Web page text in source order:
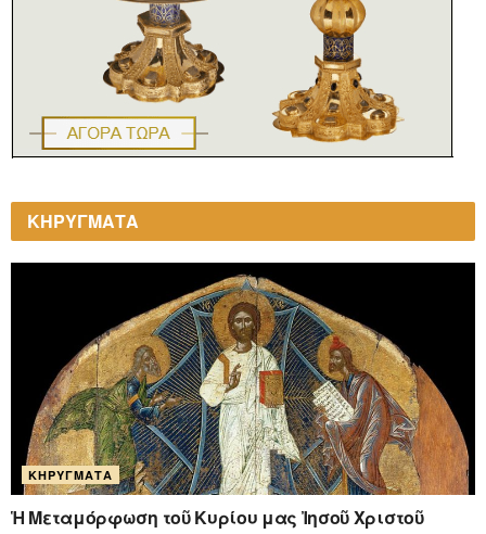
ΚΗΡΥΓΜΑΤΑ
ΚΗΡΎΓΜΑΤΑ
Ἡ Μεταμόρφωση τοῦ Κυρίου μας Ἰησοῦ Χριστοῦ